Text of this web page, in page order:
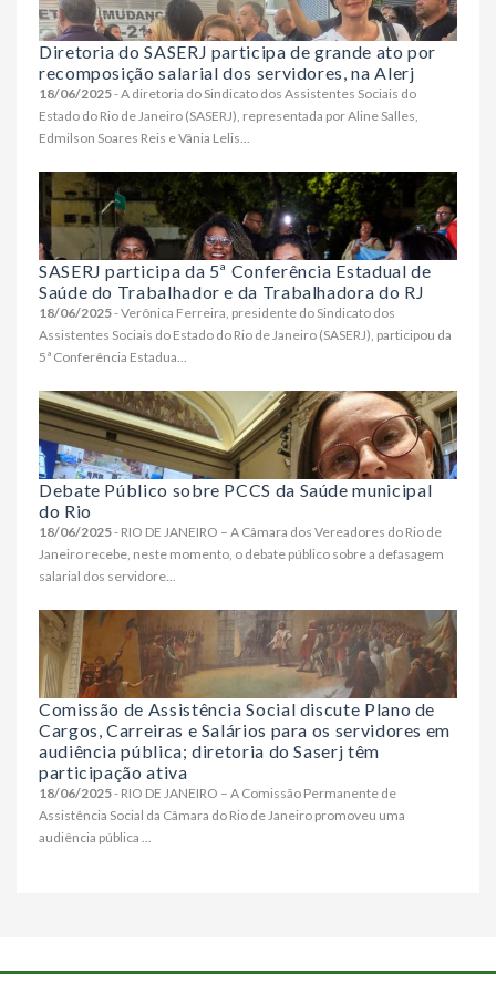
Diretoria do SASERJ participa de grande ato por
recomposição salarial dos servidores, na Alerj
18/06/2025- A diretoria do Sindicato dos Assistentes Sociais do
Estado do Rio de Janeiro (SASERJ), representada por Aline Salles,
Edmilson Soares Reis e Vânia Lelis...
SASERJ participa da 5ª Conferência Estadual de
Saúde do Trabalhador e da Trabalhadora do RJ
18/06/2025- Verônica Ferreira, presidente do Sindicato dos
Assistentes Sociais do Estado do Rio de Janeiro (SASERJ), participou da
5ª Conferência Estadua...
Debate Público sobre PCCS da Saúde municipal
do Rio
18/06/2025- RIO DE JANEIRO – A Câmara dos Vereadores do Rio de
Janeiro recebe, neste momento, o debate público sobre a defasagem
salarial dos servidore...
Comissão de Assistência Social discute Plano de
Cargos, Carreiras e Salários para os servidores em
audiência pública; diretoria do Saserj têm
participação ativa
18/06/2025- RIO DE JANEIRO – A Comissão Permanente de
Assistência Social da Câmara do Rio de Janeiro promoveu uma
audiência pública ...